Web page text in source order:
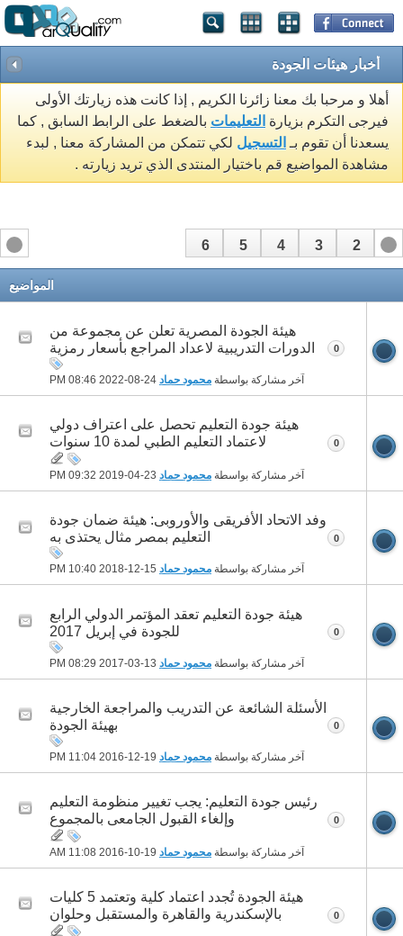
أخبار هيئات الجودة
أهلا و مرحبا بك معنا زائرنا الكريم , إذا كانت هذه زيارتك الأولى
فيرجى التكرم بزيارة التعليمات بالضغط على الرابط السابق , كما
يسعدنا أن تقوم بـ التسجيل لكي تتمكن من المشاركة معنا , لبدء
مشاهدة المواضيع قم باختيار المنتدى الذي تريد زيارته .
1
2
3
4
5
6
المواضيع
هيئة الجودة المصرية تعلن عن مجموعة من
الدورات التدريبية لاعداد المراجع بأسعار رمزية
آخر مشاركة بواسطة محمود حماد 08:46 PM
0
هيئة جودة التعليم تحصل على اعتراف دولي
لاعتماد التعليم الطبي لمدة 10 سنوات
آخر مشاركة بواسطة محمود حماد 09:32 PM
0
وفد الاتحاد الأفريقى والأوروبى: هيئة ضمان جودة
التعليم بمصر مثال يحتذى به
آخر مشاركة بواسطة محمود حماد 10:40 PM
0
هيئة جودة التعليم تعقد المؤتمر الدولي الرابع
للجودة في إبريل 2017
آخر مشاركة بواسطة محمود حماد 08:29 PM
0
الأسئلة الشائعة عن التدريب والمراجعة الخارجية
بهيئة الجودة
آخر مشاركة بواسطة محمود حماد 11:04 PM
0
رئيس جودة التعليم: يجب تغيير منظومة التعليم
وإلغاء القبول الجامعى بالمجموع
آخر مشاركة بواسطة محمود حماد 11:08 AM
0
هيئة الجودة تُجدد اعتماد كلية وتعتمد 5 كليات
بالإسكندرية والقاهرة والمستقبل وحلوان
0